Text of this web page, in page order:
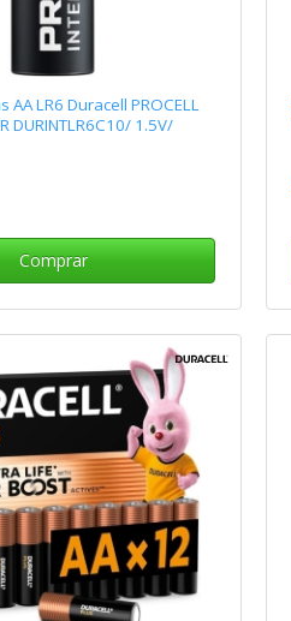
AA LR6 Duracell PROCELL
DURINTLR6C10/ 1.5V/
Comprar